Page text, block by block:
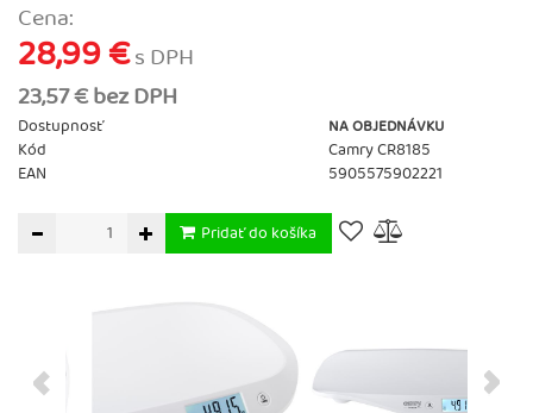
Cena:
28,99 €s DPH
23,57 € bez DPH
Dostupnosť NA OBJEDNÁVKU
Kód
Camry CR8185
EAN
5905575902221
Pridať do košíka